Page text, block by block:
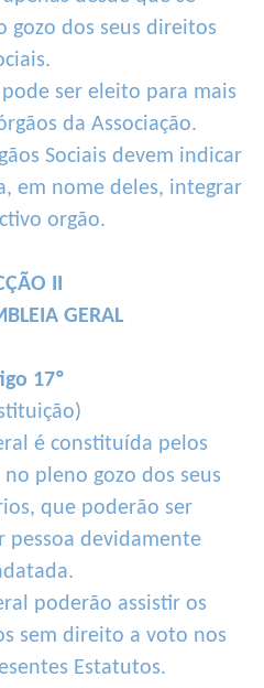
gozo dos seus direitos
ser eleito para mais
da Associação.
Sociais devem indicar
em nome deles, integrar
orgão.
II
GERAL
17º
é constituída pelos
pleno gozo dos seus
que poderão ser
pessoa devidamente
poderão assistir os
sem direito a voto nos
Estatutos.